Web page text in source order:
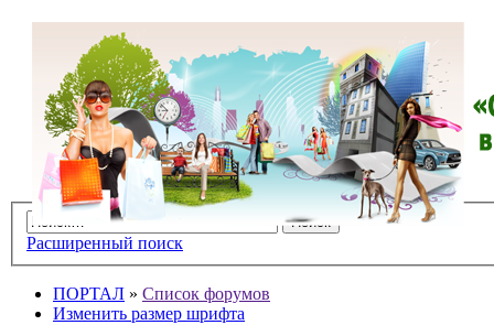
Расширенный поиск
ПОРТАЛ » Список форумов
Изменить размер шрифта